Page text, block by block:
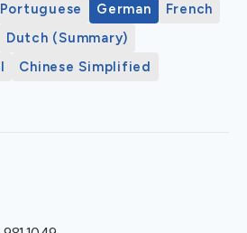
Portuguese German
French
Dutch (Summary)
Chinese Simplified